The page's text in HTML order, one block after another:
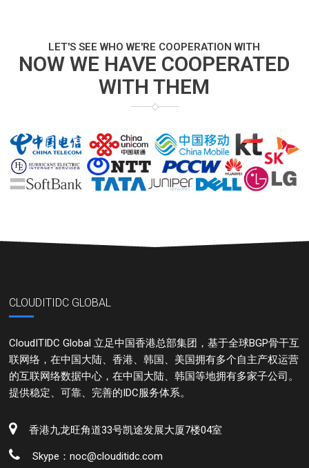
LET'S SEE WHO WE'RE COOPERATION WITH
NOW WE HAVE COOPERATED
WITH THEM
CLOUDITIDC GLOBAL
CloudITIDC Global 立足中国香港总部集团，基于全球BGP骨干互
联网络，在中国大陆、香港、韩国、美国拥有多个自主产权运营
的互联网络数据中心，在中国大陆、韩国等地拥有多家子公司。
提供稳定、可靠、完善的IDC服务体系。
香港九龙旺角道33号凯途发展大厦7楼04室
Skype：noc@clouditidc.com